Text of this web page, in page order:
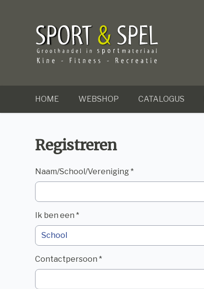
HOME WEBSHOP CATALOGUS
Registreren
Naam/School/Vereniging *
Ik ben een *
Contactpersoon *